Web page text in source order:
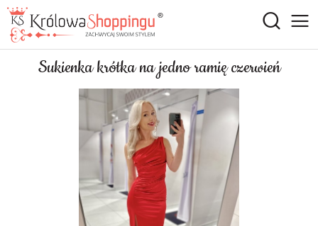
Sukienka krótka na jedno ramię czerwień